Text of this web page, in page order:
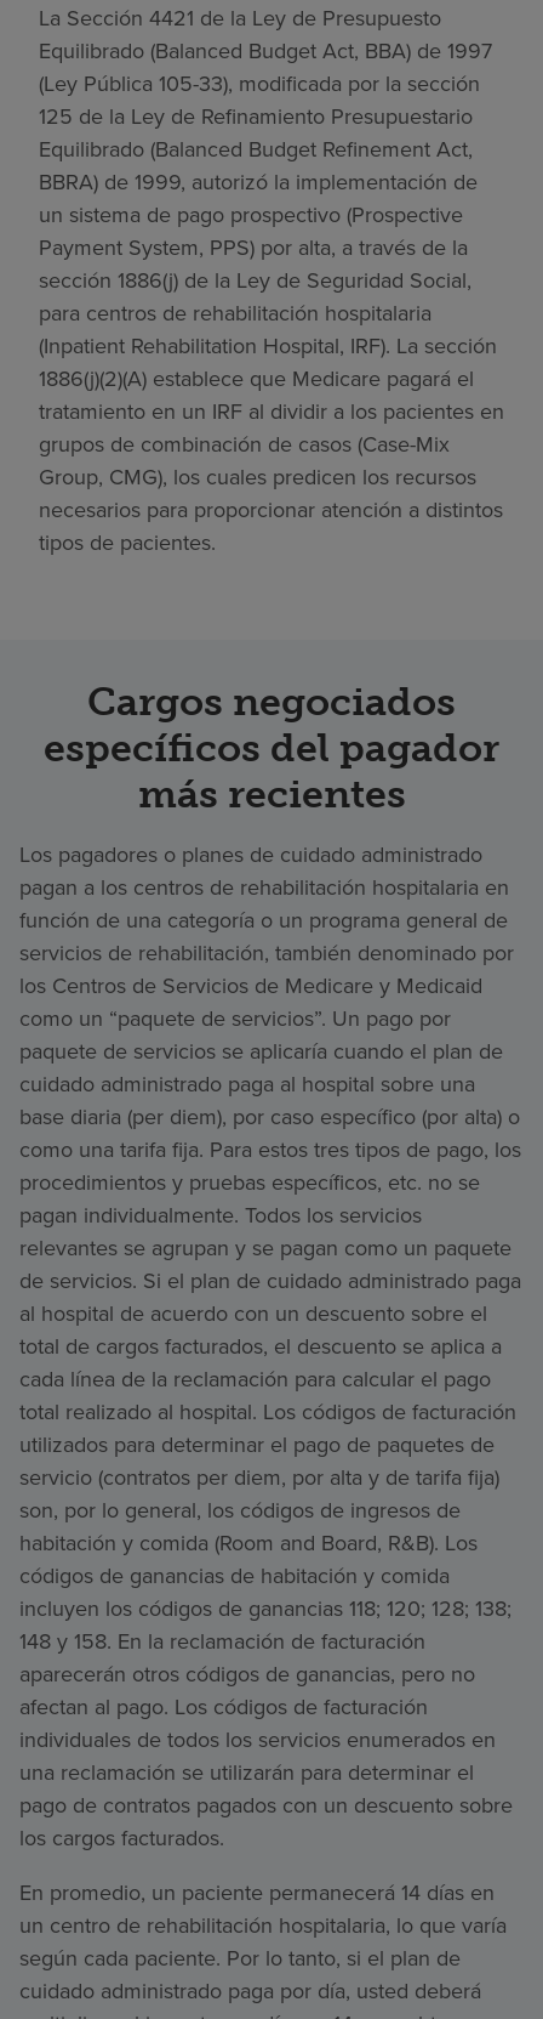
La Sección 4421 de la Ley de Presupuesto
Equilibrado (Balanced Budget Act, BBA) de 1997
(Ley Pública 105-33), modificada por la sección
125 de la Ley de Refinamiento Presupuestario
Equilibrado (Balanced Budget Refinement Act,
BBRA) de 1999, autorizó la implementación de
un sistema de pago prospectivo (Prospective
Payment System, PPS) por alta, a través de la
sección 1886(j) de la Ley de Seguridad Social,
para centros de rehabilitación hospitalaria
(Inpatient Rehabilitation Hospital, IRF). La sección
1886(j)(2)(A) establece que Medicare pagará el
tratamiento en un IRF al dividir a los pacientes en
grupos de combinación de casos (Case-Mix
Group, CMG), los cuales predicen los recursos
necesarios para proporcionar atención a distintos
tipos de pacientes.
Cargos negociados
específicos del pagador
más recientes
Los pagadores o planes de cuidado administrado
pagan a los centros de rehabilitación hospitalaria en
función de una categoría o un programa general de
servicios de rehabilitación, también denominado por
los Centros de Servicios de Medicare y Medicaid
como un “paquete de servicios”. Un pago por
paquete de servicios se aplicaría cuando el plan de
cuidado administrado paga al hospital sobre una
base diaria (per diem), por caso específico (por alta) o
como una tarifa fija. Para estos tres tipos de pago, los
procedimientos y pruebas específicos, etc. no se
pagan individualmente. Todos los servicios
relevantes se agrupan y se pagan como un paquete
de servicios. Si el plan de cuidado administrado paga
al hospital de acuerdo con un descuento sobre el
total de cargos facturados, el descuento se aplica a
cada línea de la reclamación para calcular el pago
total realizado al hospital. Los códigos de facturación
utilizados para determinar el pago de paquetes de
servicio (contratos per diem, por alta y de tarifa fija)
son, por lo general, los códigos de ingresos de
habitación y comida (Room and Board, R&B). Los
códigos de ganancias de habitación y comida
incluyen los códigos de ganancias 118; 120; 128; 138;
148 y 158. En la reclamación de facturación
aparecerán otros códigos de ganancias, pero no
afectan al pago. Los códigos de facturación
individuales de todos los servicios enumerados en
una reclamación se utilizarán para determinar el
pago de contratos pagados con un descuento sobre
los cargos facturados.
En promedio, un paciente permanecerá 14 días en
un centro de rehabilitación hospitalaria, lo que varía
según cada paciente. Por lo tanto, si el plan de
cuidado administrado paga por día, usted deberá